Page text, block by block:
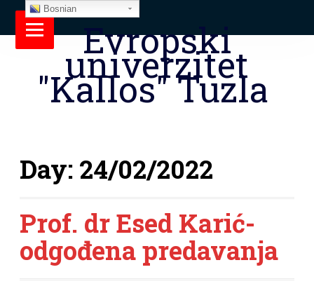
Evropski
univerzitet
"Kallos" Tuzla
Day: 24/02/2022
Prof. dr Esed Karić-
odgođena predavanja
Bosnian